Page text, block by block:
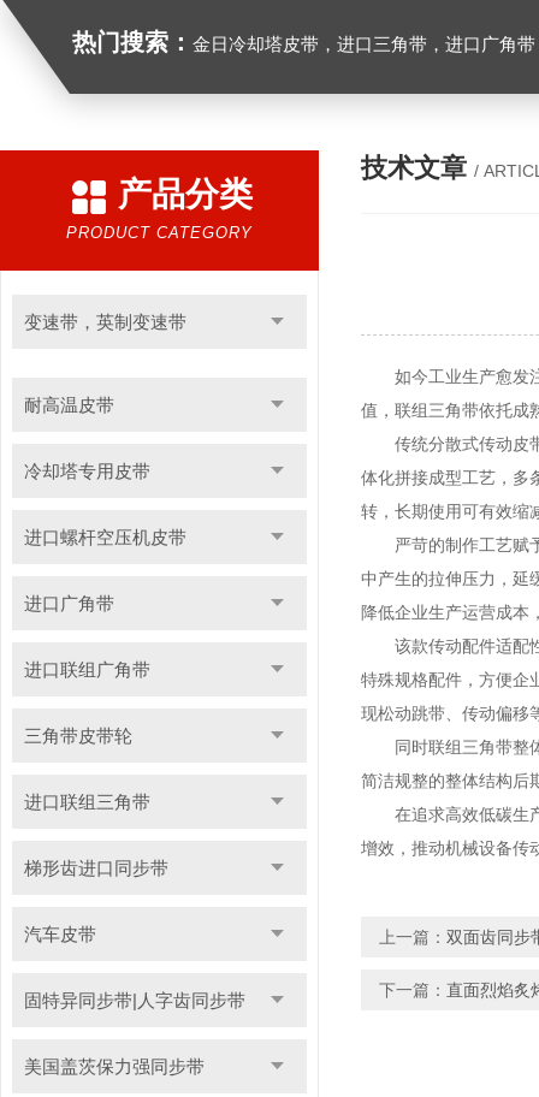
热门搜索： 金日冷却塔皮带，进口三角带，进口广角带，进口同步带，进口空压机皮
产品分类
PRODUCT CATEGORY
变速带，英制变速带
耐高温皮带
冷却塔专用皮带
进口螺杆空压机皮带
进口广角带
进口联组广角带
三角带皮带轮
进口联组三角带
梯形齿进口同步带
汽车皮带
固特异同步带|人字齿同步带
美国盖茨保力强同步带
技术文章 /
如今工业生产愈发注
值，联组三角带依托成
传统分散式传动皮带
体化拼接成型工艺，多
转，长期使用可有效缩
严苛的制作工艺赋予
中产生的拉伸压力，延
降低企业生产运营成本
该款传动配件适配性
特殊规格配件，方便企
现松动跳带、传动偏移
同时联组三角带整体
简洁规整的整体结构后
在追求高效低碳生产
增效，推动机械设备传
上一篇： 双面齿同步
下一篇： 直面烈焰炙